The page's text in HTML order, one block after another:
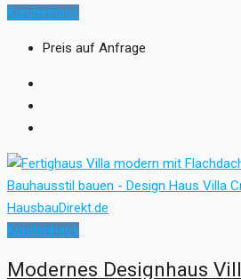
Kundenhaus
Preis auf Anfrage
Kundenhaus
Modernes Designhaus